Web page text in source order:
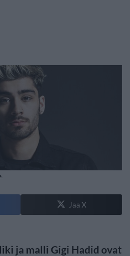
Jaa X
ja malli Gigi Hadid ovat